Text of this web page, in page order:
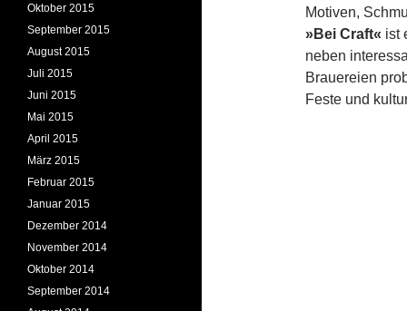
Motiven,
»Bei Craft« ist
neben
Brauereien
Feste und
Oktober 2015
September 2015
August 2015
Juli 2015
Juni 2015
Mai 2015
April 2015
März 2015
Februar 2015
Januar 2015
Dezember 2014
November 2014
Oktober 2014
September 2014